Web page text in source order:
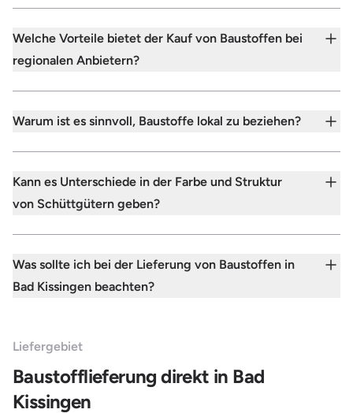
Welche Vorteile bietet der Kauf von Baustoffen bei
regionalen Anbietern?
Warum ist es sinnvoll, Baustoffe lokal zu beziehen?
Kann es Unterschiede in der Farbe und Struktur
von Schüttgütern geben?
Was sollte ich bei der Lieferung von Baustoffen in
Bad Kissingen beachten?
Liefergebiet
Baustofflieferung direkt in Bad
Kissingen